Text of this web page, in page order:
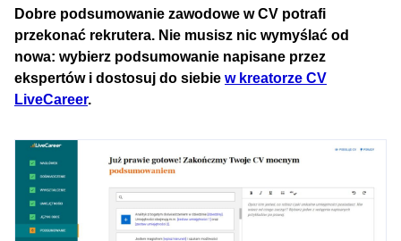
Dobre podsumowanie zawodowe w CV potrafi
przekonać rekrutera. Nie musisz nic wymyślać od
nowa: wybierz podsumowanie napisane przez
ekspertów i dostosuj do siebie w kreatorze CV
LiveCareer.